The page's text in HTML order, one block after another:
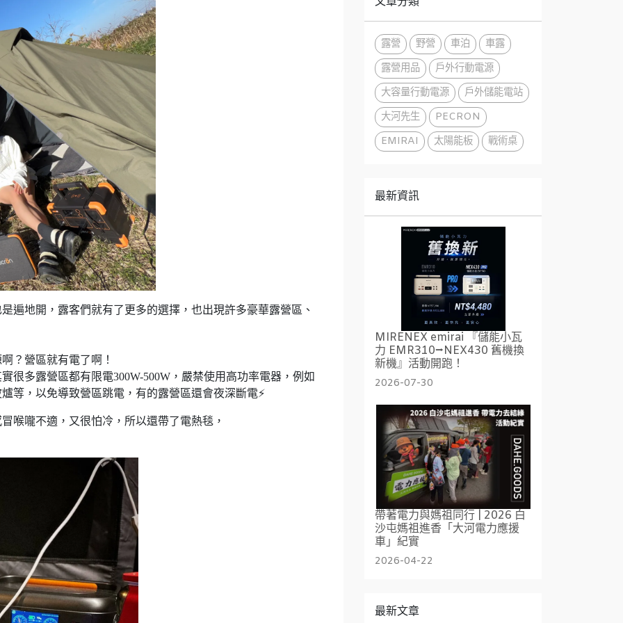
遍地開，露客們就有了更多的選擇，也出現許多豪華露營區、
？營區就有電了啊！
很多露營區都有限電300W-500W，嚴禁使用高功率電器，例如
等，以免導致營區跳電，有的露營區還會夜深斷電⚡️
喉嚨不適，又很怕冷，所以還帶了電熱毯，
露營 野營 車泊
車露
露營用品
戶外行動電源
大容量行動電源
戶外儲能電站
大河先生
PECRON
EMIRAI
太陽能板 戰術桌
最新資訊
MIRENEX emirai 『儲能小瓦
力 EMR310⭢NEX430 舊機換
新機』活動開跑！
2026-07-30
帶著電力與媽祖同行 | 2026 白
沙屯媽祖進香「大河電力應援
車」紀實
2026-04-22
最新文章